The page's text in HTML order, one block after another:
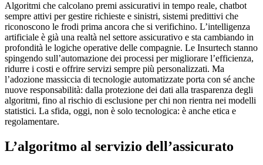
Algoritmi che calcolano premi assicurativi in tempo reale, chatbot
sempre attivi per gestire richieste e sinistri, sistemi predittivi che
riconoscono le frodi prima ancora che si verifichino. L’intelligenza
artificiale è già una realtà nel settore assicurativo e sta cambiando in
profondità le logiche operative delle compagnie. Le Insurtech stanno
spingendo sull’automazione dei processi per migliorare l’efficienza,
ridurre i costi e offrire servizi sempre più personalizzati. Ma
l’adozione massiccia di tecnologie automatizzate porta con sé anche
nuove responsabilità: dalla protezione dei dati alla trasparenza degli
algoritmi, fino al rischio di esclusione per chi non rientra nei modelli
statistici. La sfida, oggi, non è solo tecnologica: è anche etica e
regolamentare.
L’algoritmo al servizio dell’assicurato